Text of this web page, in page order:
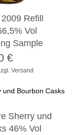
Refill
Vol
Sample
Versand
€
Sherry und
46% Vol